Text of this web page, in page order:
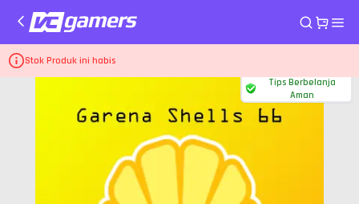
Stok Produk ini habis
Home Voucher Garena Shell
Tips Berbelanja
Aman